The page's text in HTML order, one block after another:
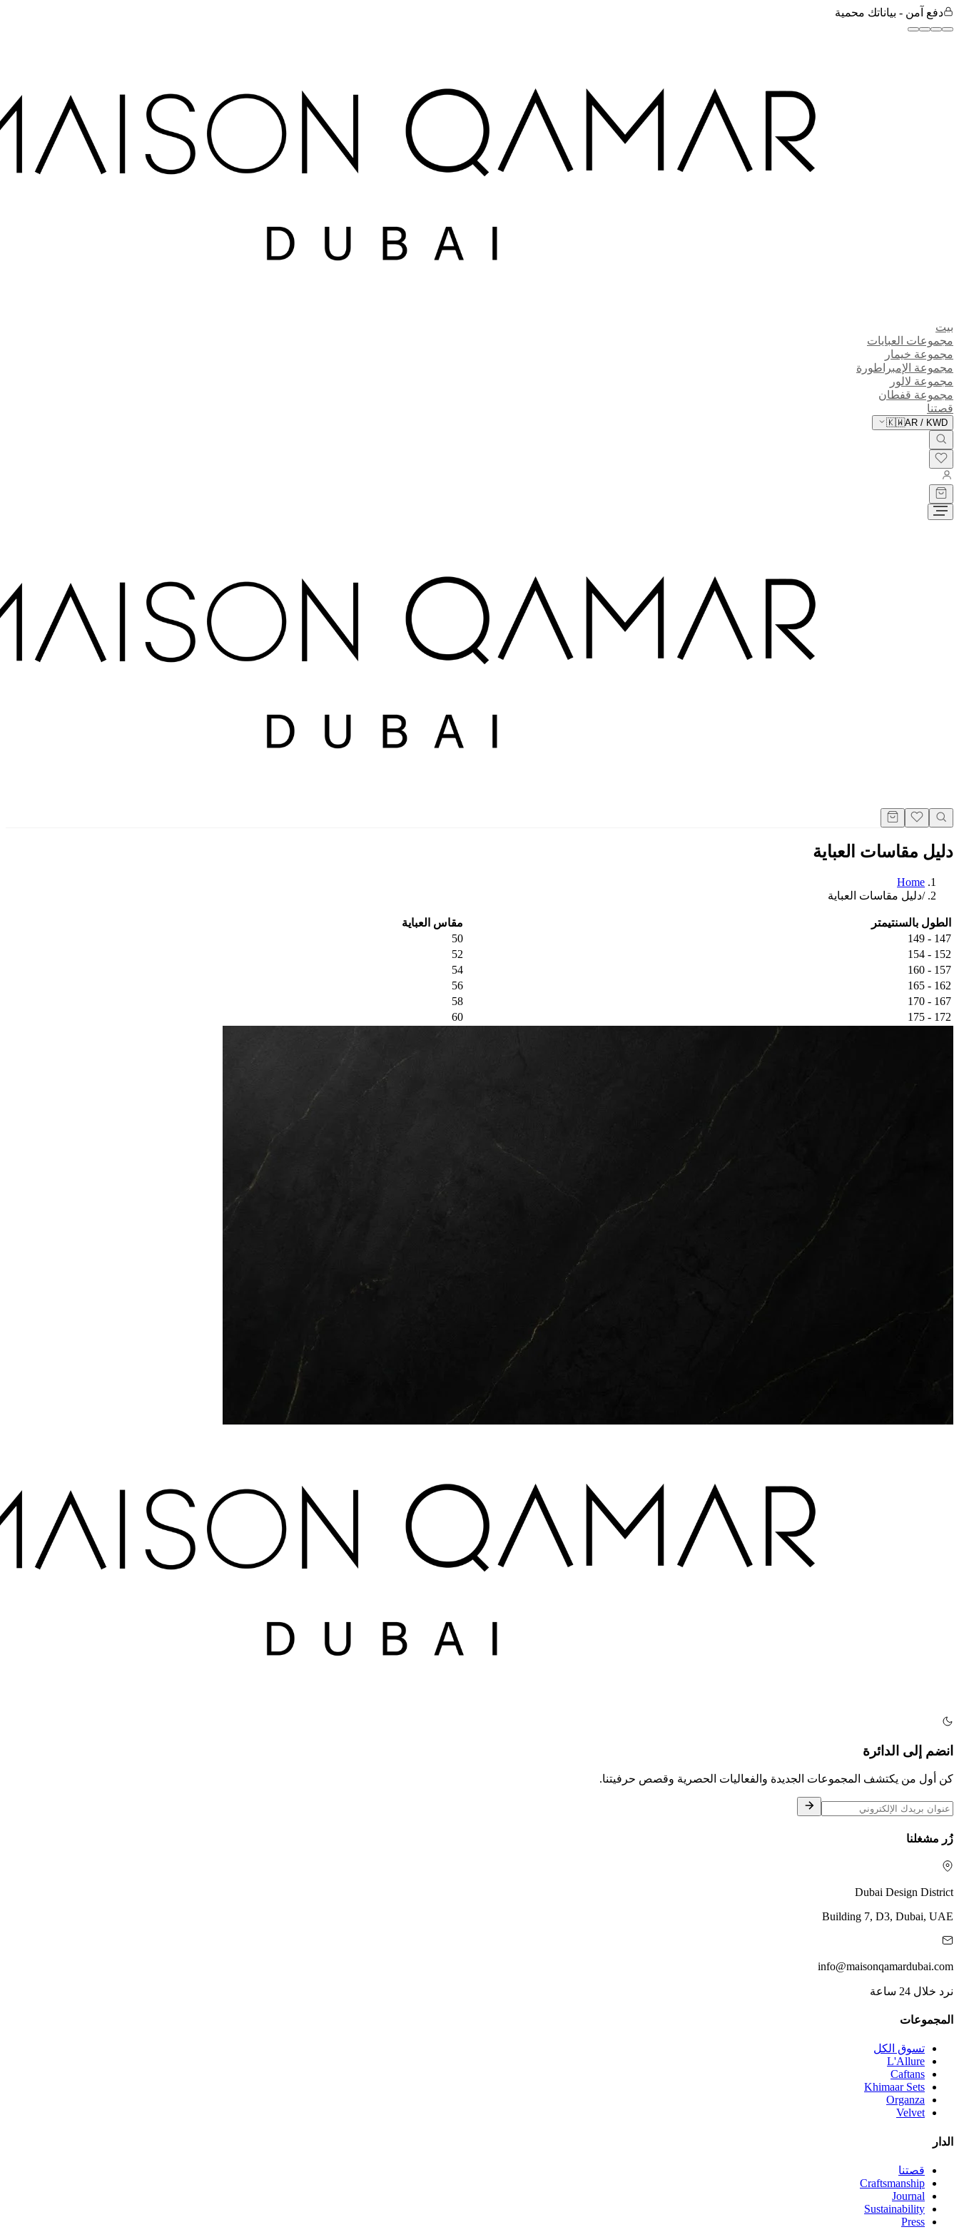
دفع آمن - بياناتك محمية
بيت
مجموعات العبايات
مجموعة خيمار
مجموعة الإمبراطورة
مجموعة لالور
مجموعة قفطان
قصتنا
🇰🇼AR / KWD
دليل مقاسات العباية
Home
/دليل مقاسات العباية
الطول بالسنتيمتر
مقاس العباية
147 - 149
50
152 - 154
52
157 - 160
54
162 - 165
56
167 - 170
58
172 - 175
60
انضم إلى الدائرة
كن أول من يكتشف المجموعات الجديدة والفعاليات الحصرية وقصص حرفيتنا.
زُر مشغلنا
Dubai Design District
Building 7, D3, Dubai, UAE
info@maisonqamardubai.com
نرد خلال 24 ساعة
المجموعات
تسوق الكل
L'Allure
Caftans
Khimaar Sets
Organza
Velvet
الدار
قصتنا
Craftsmanship
Journal
Sustainability
Press